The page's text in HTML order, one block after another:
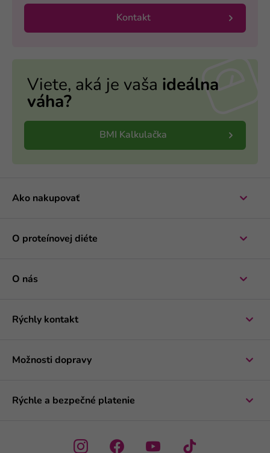
Kontakt
Viete, aká je vaša ideálna
váha?
BMI Kalkulačka
Ako nakupovať
O proteínovej diéte
O nás
Rýchly kontakt
Možnosti dopravy
Rýchle a bezpečné platenie